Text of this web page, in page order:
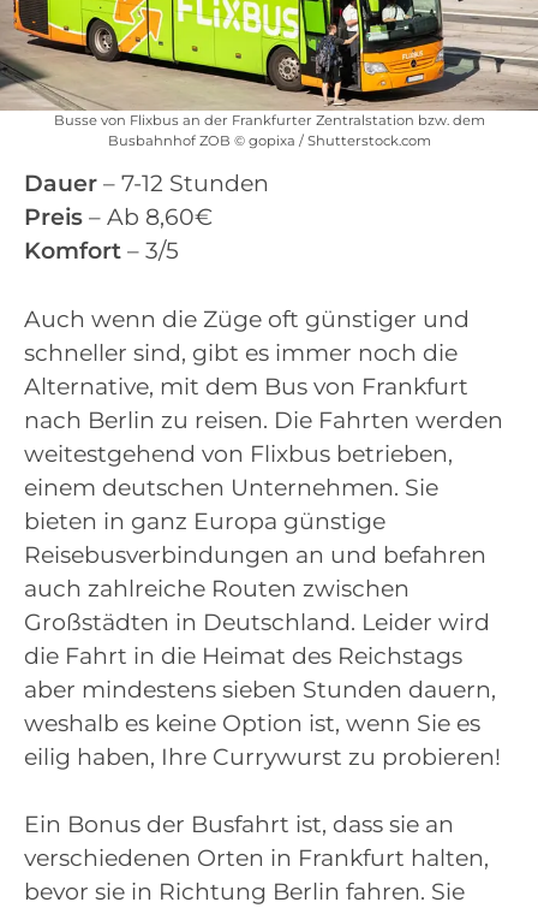
Busse von Flixbus an der Frankfurter Zentralstation bzw. dem
Busbahnhof ZOB © gopixa / Shutterstock.com
Dauer – 7-12 Stunden
Preis – Ab 8,60€
Komfort – 3/5
Auch wenn die Züge oft günstiger und
schneller sind, gibt es immer noch die
Alternative, mit dem Bus von Frankfurt
nach Berlin zu reisen. Die Fahrten werden
weitestgehend von Flixbus betrieben,
einem deutschen Unternehmen. Sie
bieten in ganz Europa günstige
Reisebusverbindungen an und befahren
auch zahlreiche Routen zwischen
Großstädten in Deutschland. Leider wird
die Fahrt in die Heimat des Reichstags
aber mindestens sieben Stunden dauern,
weshalb es keine Option ist, wenn Sie es
eilig haben, Ihre Currywurst zu probieren!
Ein Bonus der Busfahrt ist, dass sie an
verschiedenen Orten in Frankfurt halten,
bevor sie in Richtung Berlin fahren. Sie